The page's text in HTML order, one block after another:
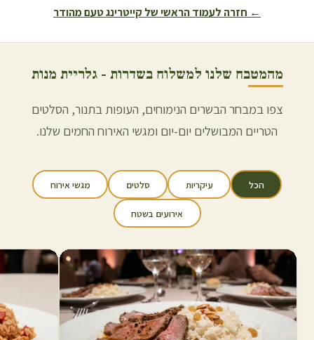
← חזרה לעמוד הראשי של קייטרינג טעם מהודר
מהמטבח שלנו למשלוח בשדרות - גלריית מנות
צפו במבחר הבשרים הנימוחים, העופות בתנור, הסלטים
הטריים המבושלים יום-יום ומגשי האירוח החמים שלנו.
הכל עיקריות סלטים מגשי אירוח
אירועים בשטח